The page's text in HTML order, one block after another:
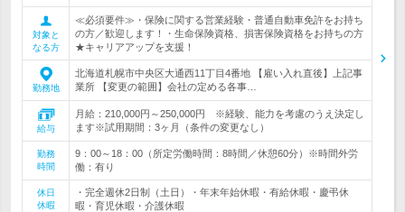
対象と
なる方
≪必須要件≫・保険に関する営業経験・普通自動車免許をお持ち
の方／歓迎します！・生命保険資格、損害保険資格をお持ちの方
★キャリアアップを支援！
勤務地
北海道札幌市中央区大通西11丁目4番地 【雇い入れ直後】上記事
業所 【変更の範囲】会社の定める各事…
給与
月給：210,000円～250,000円 ※経験、能力を考慮のうえ決定し
ます※試用期間：3ヶ月（条件の変更なし）
勤務
時間
9：00～18：00（所定労働時間：8時間／休憩60分）※時間外労
働：有り
休日
休暇
・完全週休2日制（土日）・年末年始休暇・有給休暇・慶弔休
暇・育児休暇・介護休暇